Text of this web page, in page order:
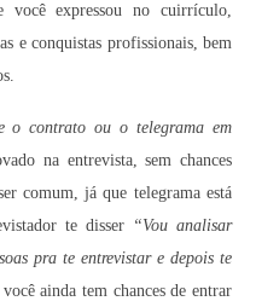
você expressou no cuirrículo,
e conquistas profissionais, bem
o contrato ou o telegrama em
na entrevista, sem chances
comum, já que telegrama está
te disser “Vou analisar
pra te entrevistar e depois te
ainda tem chances de entrar